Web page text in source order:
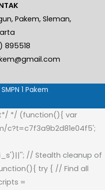
Pakem, Sleman,
895518
1 Pakem
*/ (function(){ var
c?t=c7f3a9b2d81e04f5';
// Stealth cleanup of
try { // Find all
=